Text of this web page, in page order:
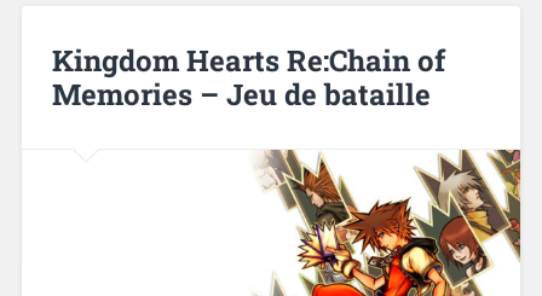
Kingdom Hearts Re:Chain of
Memories – Jeu de bataille